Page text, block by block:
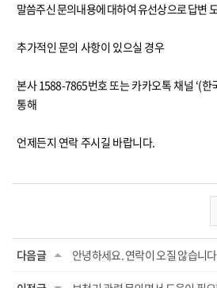
말씀주신 문의내용에 대하여 유선상으로 답변
추가적인 문의 사항이 있으실 경우
본사1588-7865번호 또는 카카오톡 채널 ‘(
통해
언제든지 연락 주시길 바랍니다.
다음글 안녕하세요. 연락이 오질 않습니